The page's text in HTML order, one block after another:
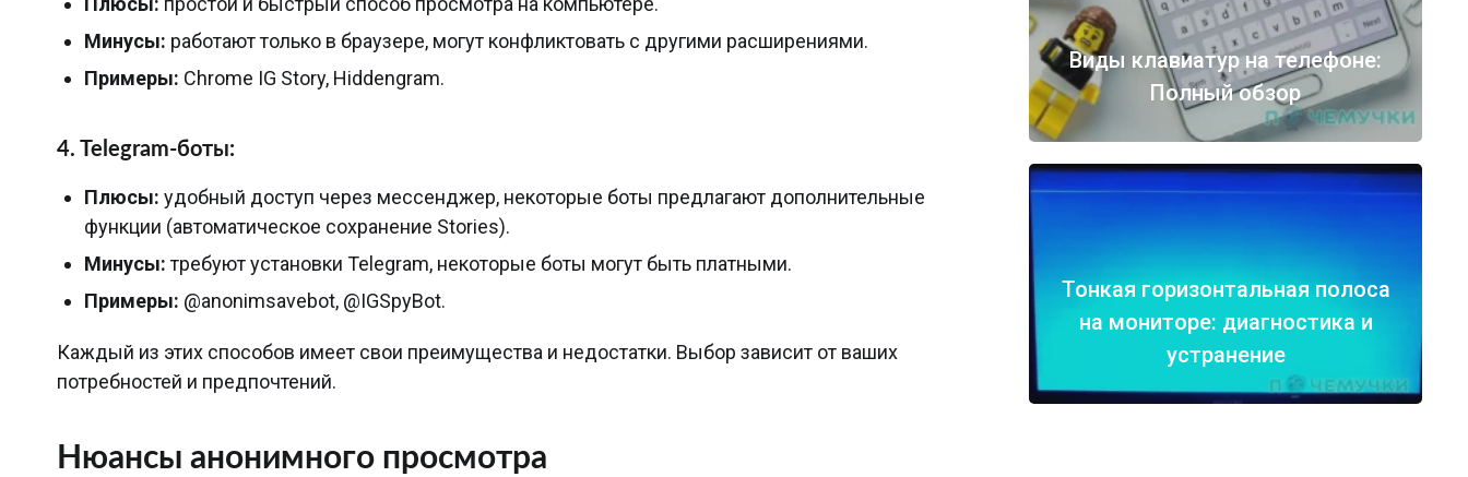
Минусы: работают только в браузере, могут конфликтовать с другими расширениями.
Примеры: Chrome IG Story, Hiddengram.
4. Telegram-боты:
Плюсы: удобный доступ через мессенджер, некоторые боты предлагают дополнительные
функции (автоматическое сохранение Stories).
Минусы:требуют установки Telegram, некоторые боты могут быть платными.
Примеры: @anonimsavebot, @IGSpyBot.
Каждый из этих способов имеет свои преимущества и недостатки. Выбор зависит от ваших
потребностей и предпочтений.
Нюансы анонимного просмотра
Виды клавиатур на телефоне:
Полный обзор
Тонкая горизонтальная полоса
на мониторе: диагностика и
устранение